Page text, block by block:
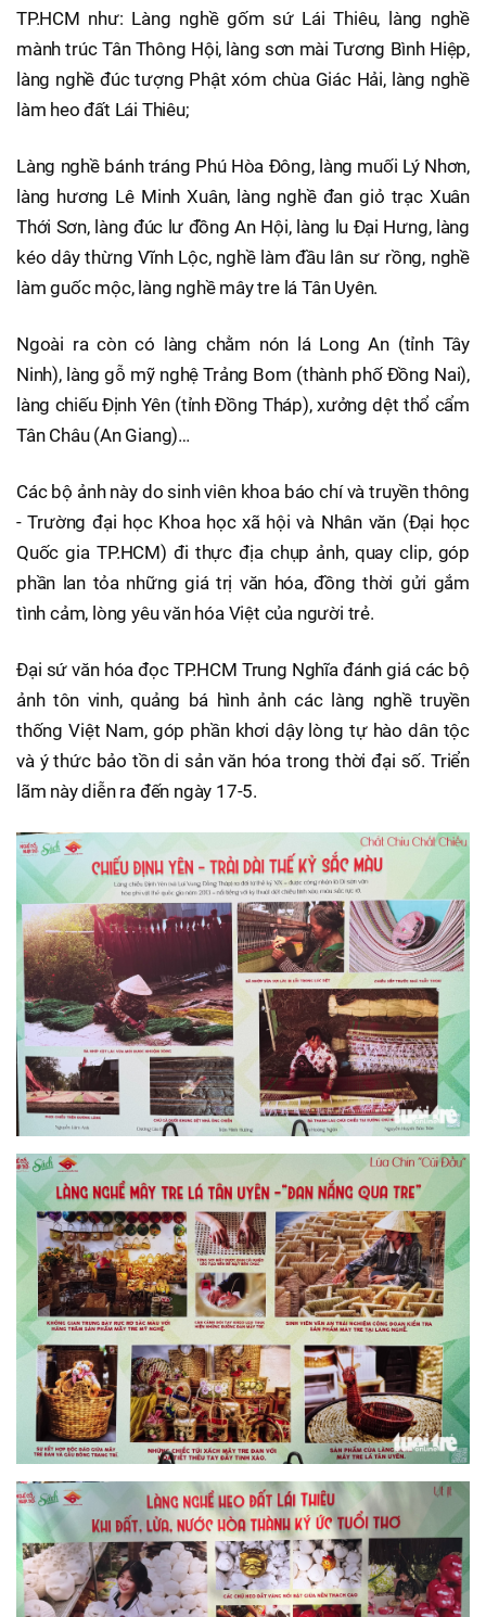
TP.HCM như: Làng nghề gốm sứ Lái Thiêu, làng nghề
mành trúc Tân Thông Hội, làng sơn mài Tương Bình Hiệp,
làng nghề đúc tượng Phật xóm chùa Giác Hải, làng nghề
làm heo đất Lái Thiêu;
Làng nghề bánh tráng Phú Hòa Đông, làng muối Lý Nhơn,
làng hương Lê Minh Xuân, làng nghề đan giỏ trạc Xuân
Thới Sơn, làng đúc lư đồng An Hội, làng lu Đại Hưng, làng
kéo dây thừng Vĩnh Lộc, nghề làm đầu lân sư rồng, nghề
làm guốc mộc, làng nghề mây tre lá Tân Uyên.
Ngoài ra còn có làng chằm nón lá Long An (tỉnh Tây
Ninh), làng gỗ mỹ nghệ Trảng Bom (thành phố Đồng Nai),
làng chiếu Định Yên (tỉnh Đồng Tháp), xưởng dệt thổ cẩm
Tân Châu (An Giang)…
Các bộ ảnh này do sinh viên khoa báo chí và truyền thông
- Trường đại học Khoa học xã hội và Nhân văn (Đại học
Quốc gia TP.HCM) đi thực địa chụp ảnh, quay clip, góp
phần lan tỏa những giá trị văn hóa, đồng thời gửi gắm
tình cảm, lòng yêu văn hóa Việt của người trẻ.
Đại sứ văn hóa đọc TP.HCM Trung Nghĩa đánh giá các bộ
ảnh tôn vinh, quảng bá hình ảnh các làng nghề truyền
thống Việt Nam, góp phần khơi dậy lòng tự hào dân tộc
và ý thức bảo tồn di sản văn hóa trong thời đại số. Triển
lãm này diễn ra đến ngày 17-5.